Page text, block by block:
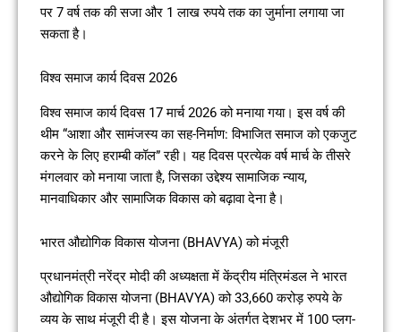
पर 7 वर्ष तक की सजा और 1 लाख रुपये तक का जुर्माना लगाया जा
सकता है।
विश्व समाज कार्य दिवस 2026
विश्व समाज कार्य दिवस 17 मार्च 2026 को मनाया गया। इस वर्ष की
थीम “आशा और सामंजस्य का सह-निर्माण: विभाजित समाज को एकजुट
करने के लिए हराम्बी कॉल” रही। यह दिवस प्रत्येक वर्ष मार्च के तीसरे
मंगलवार को मनाया जाता है, जिसका उद्देश्य सामाजिक न्याय,
मानवाधिकार और सामाजिक विकास को बढ़ावा देना है।
भारत औद्योगिक विकास योजना (BHAVYA) को मंजूरी
प्रधानमंत्री नरेंद्र मोदी की अध्यक्षता में केंद्रीय मंत्रिमंडल ने भारत
औद्योगिक विकास योजना (BHAVYA) को 33,660 करोड़ रुपये के
व्यय के साथ मंजूरी दी है। इस योजना के अंतर्गत देशभर में 100 प्लग-